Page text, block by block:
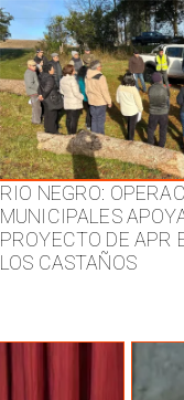
RIO NEGRO:
MUNICIPALES
PROYECTO DE APR
LOS CASTAÑOS